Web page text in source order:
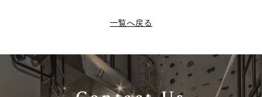
一覧へ戻る